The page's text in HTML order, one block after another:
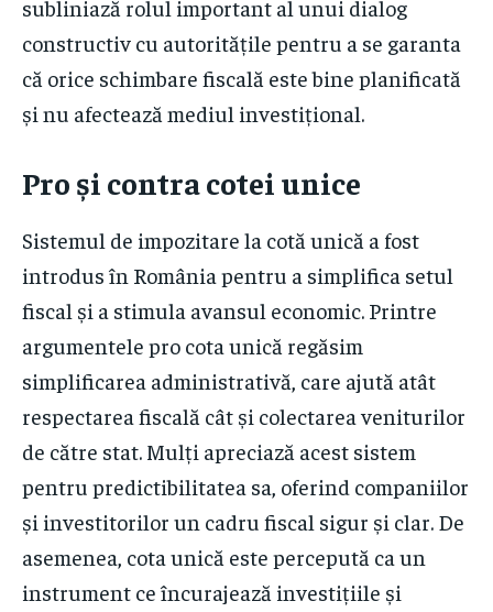
subliniază rolul important al unui dialog
constructiv cu autoritățile pentru a se garanta
că orice schimbare fiscală este bine planificată
și nu afectează mediul investițional.
Pro și contra cotei unice
Sistemul de impozitare la cotă unică a fost
introdus în România pentru a simplifica setul
fiscal și a stimula avansul economic. Printre
argumentele pro cota unică regăsim
simplificarea administrativă, care ajută atât
respectarea fiscală cât și colectarea veniturilor
de către stat. Mulți apreciază acest sistem
pentru predictibilitatea sa, oferind companiilor
și investitorilor un cadru fiscal sigur și clar. De
asemenea, cota unică este percepută ca un
instrument ce încurajează investițiile și